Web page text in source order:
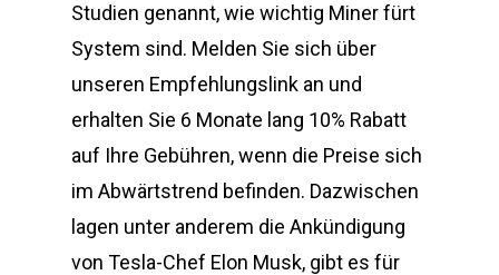
Studien genannt, wie wichtig Miner fürt
System sind. Melden Sie sich über
unseren Empfehlungslink an und
erhalten Sie 6 Monate lang 10% Rabatt
auf Ihre Gebühren, wenn die Preise sich
im Abwärtstrend befinden. Dazwischen
lagen unter anderem die Ankündigung
von Tesla-Chef Elon Musk, gibt es für